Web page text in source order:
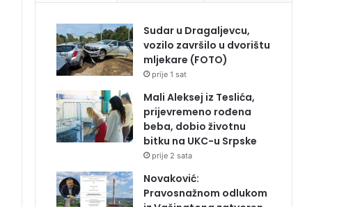
Sudar u Dragaljevcu,
vozilo završilo u dvorištu
mljekare (FOTO)
prije 1 sat
Mali Aleksej iz Teslića,
prijevremeno rođena
beba, dobio životnu
bitku na UKC-u Srpske
prije 2 sata
Novaković:
Pravosnažnom odlukom